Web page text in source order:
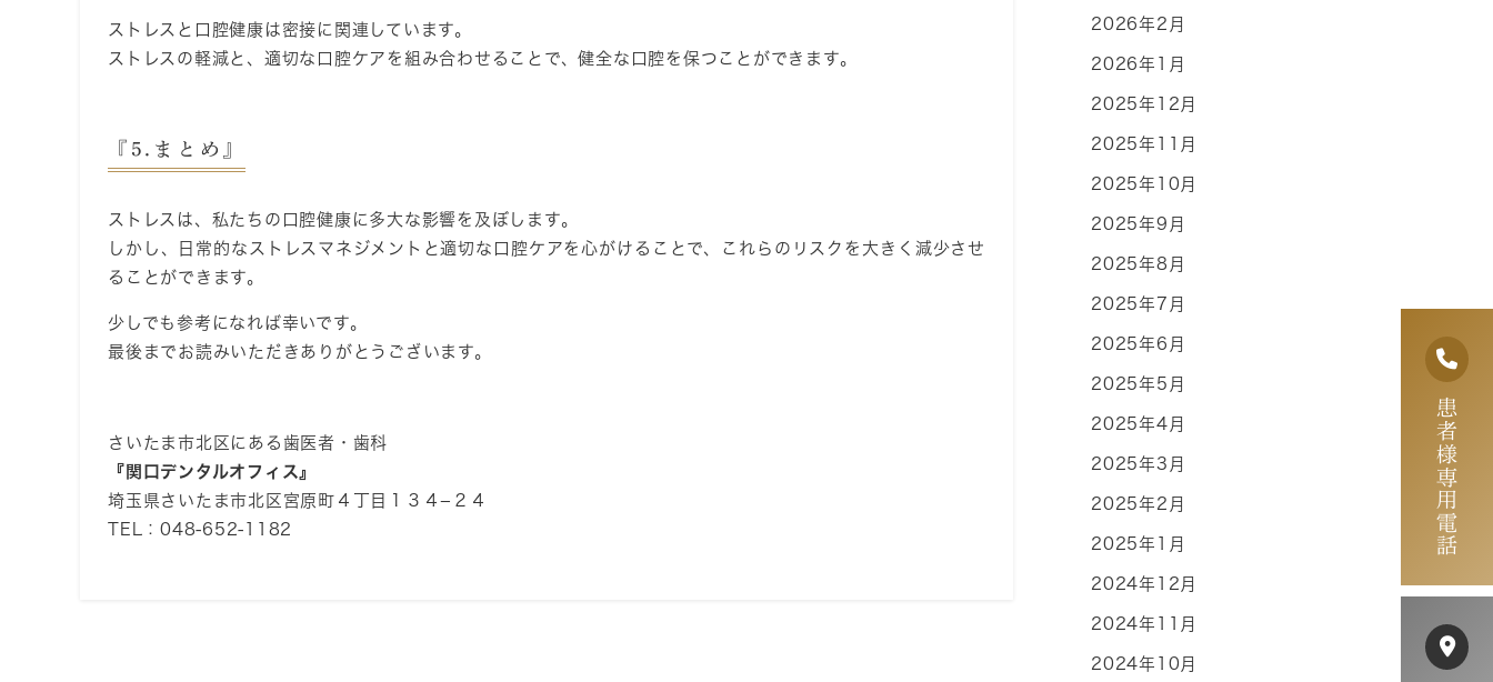
患者様専用電話
ストレスと口腔健康は密接に関連しています。
ストレスの軽減と、適切な口腔ケアを組み合わせることで、健全な口腔を保つことができます。
『5.まとめ』
ストレスは、私たちの口腔健康に多大な影響を及ぼします。
しかし、日常的なストレスマネジメントと適切な口腔ケアを心がけることで、これらのリスクを大きく減少させ
ることができます。
少しでも参考になれば幸いです。
最後までお読みいただきありがとうございます。
さいたま市北区にある歯医者・歯科
『関口デンタルオフィス』
埼玉県さいたま市北区宮原町４丁目１３４−２４
TEL：048-652-1182
2026年2月
2026年1月
2025年12月
2025年11月
2025年10月
2025年9月
2025年8月
2025年7月
2025年6月
2025年5月
2025年4月
2025年3月
2025年2月
2025年1月
2024年12月
2024年11月
2024年10月